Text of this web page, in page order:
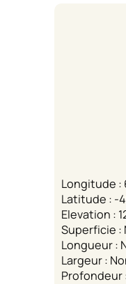
Longitude :
Latitude : -
Elevation :
Superficie :
Longueur :
Largeur :
Profondeur